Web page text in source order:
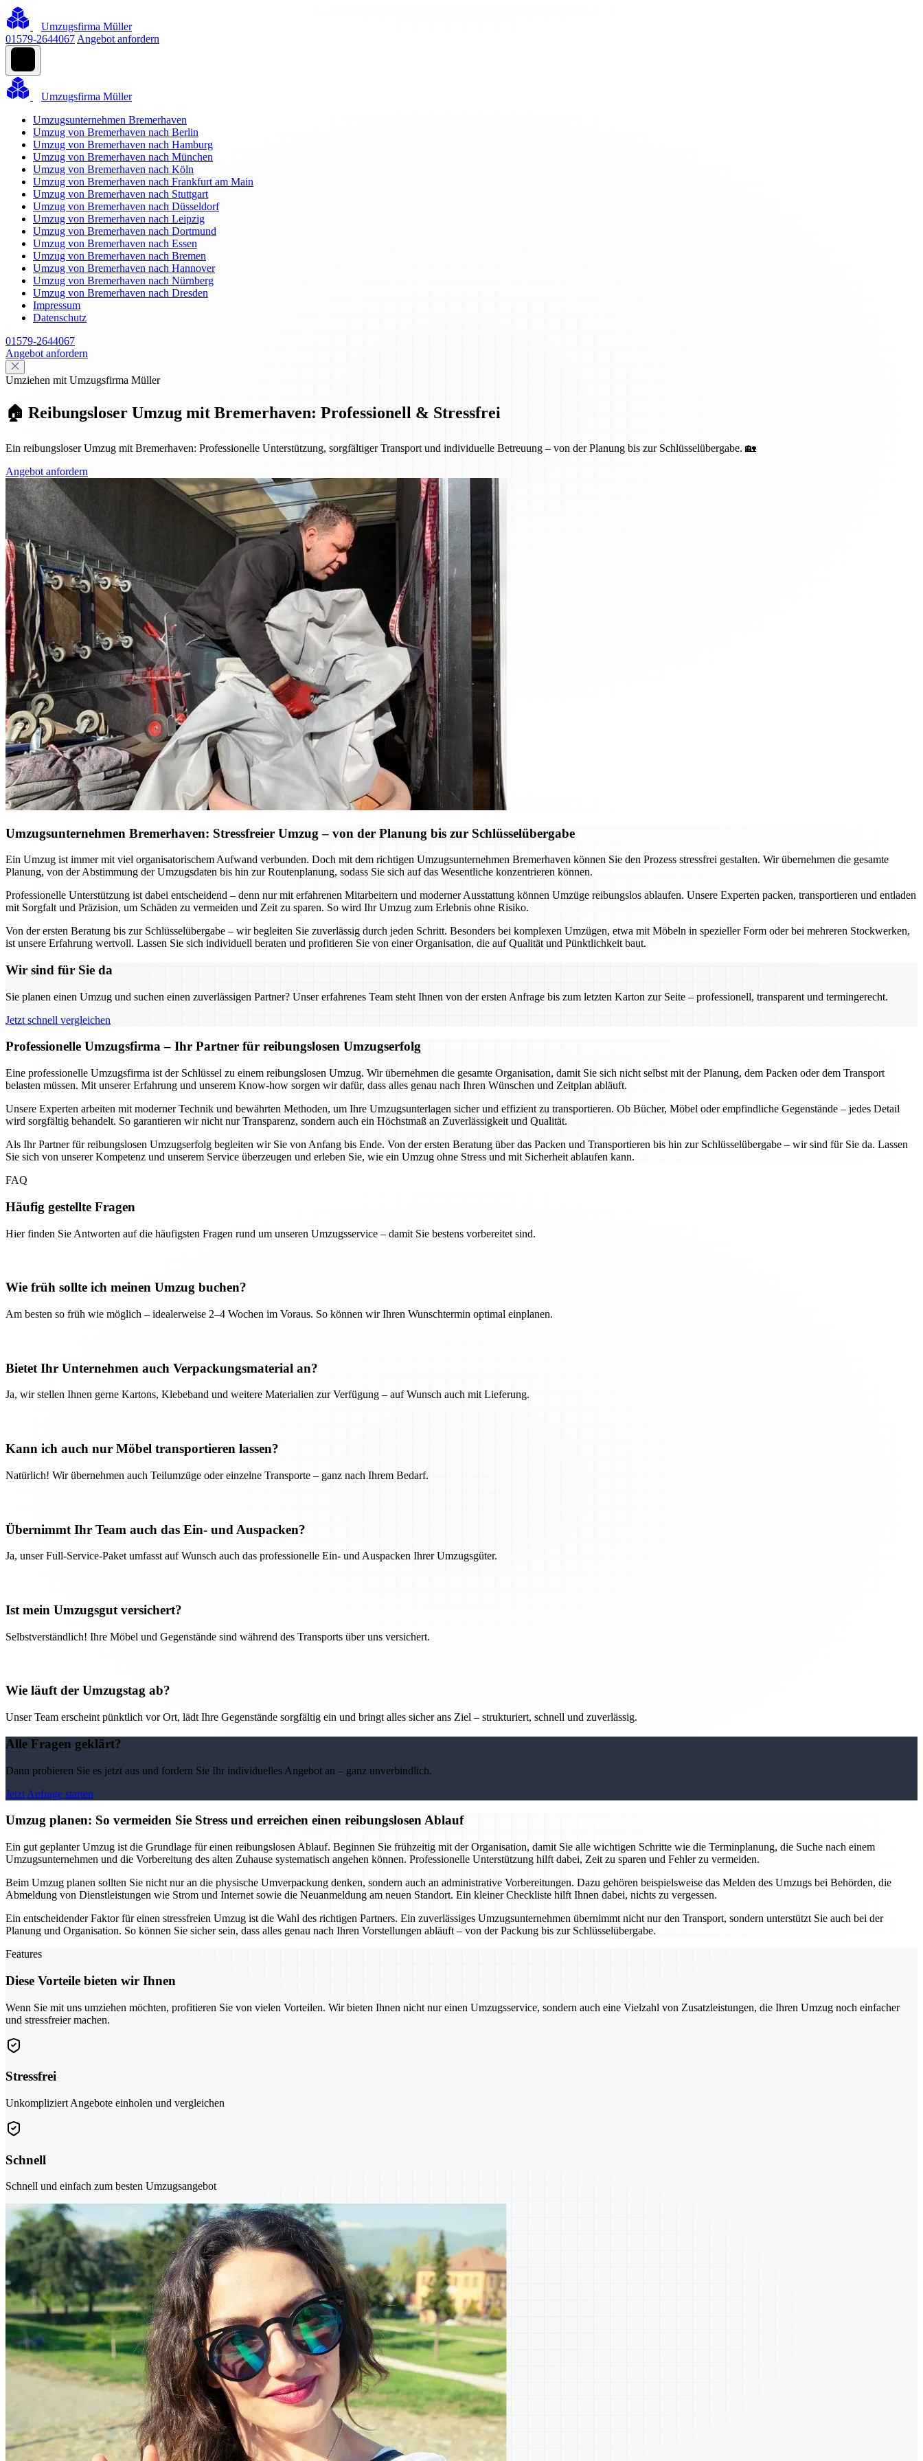
Umzugsfirma Müller
01579-2644067 Angebot anfordern
Umzugsfirma Müller
Umzugsunternehmen Bremerhaven
Umzug von Bremerhaven nach Berlin
Umzug von Bremerhaven nach Hamburg
Umzug von Bremerhaven nach München
Umzug von Bremerhaven nach Köln
Umzug von Bremerhaven nach Frankfurt am Main
Umzug von Bremerhaven nach Stuttgart
Umzug von Bremerhaven nach Düsseldorf
Umzug von Bremerhaven nach Leipzig
Umzug von Bremerhaven nach Dortmund
Umzug von Bremerhaven nach Essen
Umzug von Bremerhaven nach Bremen
Umzug von Bremerhaven nach Hannover
Umzug von Bremerhaven nach Nürnberg
Umzug von Bremerhaven nach Dresden
Impressum
Datenschutz
01579-2644067
Angebot anfordern
Umziehen mit Umzugsfirma Müller
🏠 Reibungsloser Umzug mit Bremerhaven: Professionell & Stressfrei
Ein reibungsloser Umzug mit Bremerhaven: Professionelle Unterstützung, sorgfältiger Transport und individuelle Betreuung – von der Planung bis zur Schlüsselübergabe. 🏡
Angebot anfordern
Umzugsunternehmen Bremerhaven: Stressfreier Umzug – von der Planung bis zur Schlüsselübergabe
Ein Umzug ist immer mit viel organisatorischem Aufwand verbunden. Doch mit dem richtigen Umzugsunternehmen Bremerhaven können Sie den Prozess stressfrei gestalten. Wir übernehmen die gesamte
Planung, von der Abstimmung der Umzugsdaten bis hin zur Routenplanung, sodass Sie sich auf das Wesentliche konzentrieren können.
Professionelle Unterstützung ist dabei entscheidend – denn nur mit erfahrenen Mitarbeitern und moderner Ausstattung können Umzüge reibungslos ablaufen. Unsere Experten packen, transportieren und entladen
mit Sorgfalt und Präzision, um Schäden zu vermeiden und Zeit zu sparen. So wird Ihr Umzug zum Erlebnis ohne Risiko.
Von der ersten Beratung bis zur Schlüsselübergabe – wir begleiten Sie zuverlässig durch jeden Schritt. Besonders bei komplexen Umzügen, etwa mit Möbeln in spezieller Form oder bei mehreren Stockwerken,
ist unsere Erfahrung wertvoll. Lassen Sie sich individuell beraten und profitieren Sie von einer Organisation, die auf Qualität und Pünktlichkeit baut.
Wir sind für Sie da
Sie planen einen Umzug und suchen einen zuverlässigen Partner? Unser erfahrenes Team steht Ihnen von der ersten Anfrage bis zum letzten Karton zur Seite – professionell, transparent und termingerecht.
Jetzt schnell vergleichen
Professionelle Umzugsfirma – Ihr Partner für reibungslosen Umzugserfolg
Eine professionelle Umzugsfirma ist der Schlüssel zu einem reibungslosen Umzug. Wir übernehmen die gesamte Organisation, damit Sie sich nicht selbst mit der Planung, dem Packen oder dem Transport
belasten müssen. Mit unserer Erfahrung und unserem Know-how sorgen wir dafür, dass alles genau nach Ihren Wünschen und Zeitplan abläuft.
Unsere Experten arbeiten mit moderner Technik und bewährten Methoden, um Ihre Umzugsunterlagen sicher und effizient zu transportieren. Ob Bücher, Möbel oder empfindliche Gegenstände – jedes Detail
wird sorgfältig behandelt. So garantieren wir nicht nur Transparenz, sondern auch ein Höchstmaß an Zuverlässigkeit und Qualität.
Als Ihr Partner für reibungslosen Umzugserfolg begleiten wir Sie von Anfang bis Ende. Von der ersten Beratung über das Packen und Transportieren bis hin zur Schlüsselübergabe – wir sind für Sie da. Lassen
Sie sich von unserer Kompetenz und unserem Service überzeugen und erleben Sie, wie ein Umzug ohne Stress und mit Sicherheit ablaufen kann.
FAQ
Häufig gestellte Fragen
Hier finden Sie Antworten auf die häufigsten Fragen rund um unseren Umzugsservice – damit Sie bestens vorbereitet sind.
Wie früh sollte ich meinen Umzug buchen?
Am besten so früh wie möglich – idealerweise 2–4 Wochen im Voraus. So können wir Ihren Wunschtermin optimal einplanen.
Bietet Ihr Unternehmen auch Verpackungsmaterial an?
Ja, wir stellen Ihnen gerne Kartons, Klebeband und weitere Materialien zur Verfügung – auf Wunsch auch mit Lieferung.
Kann ich auch nur Möbel transportieren lassen?
Natürlich! Wir übernehmen auch Teilumzüge oder einzelne Transporte – ganz nach Ihrem Bedarf.
Übernimmt Ihr Team auch das Ein- und Auspacken?
Ja, unser Full-Service-Paket umfasst auf Wunsch auch das professionelle Ein- und Auspacken Ihrer Umzugsgüter.
Ist mein Umzugsgut versichert?
Selbstverständlich! Ihre Möbel und Gegenstände sind während des Transports über uns versichert.
Wie läuft der Umzugstag ab?
Unser Team erscheint pünktlich vor Ort, lädt Ihre Gegenstände sorgfältig ein und bringt alles sicher ans Ziel – strukturiert, schnell und zuverlässig.
Alle Fragen geklärt?
Dann probieren Sie es jetzt aus und fordern Sie Ihr individuelles Angebot an – ganz unverbindlich.
Jetzt Anfrage starten
Umzug planen: So vermeiden Sie Stress und erreichen einen reibungslosen Ablauf
Ein gut geplanter Umzug ist die Grundlage für einen reibungslosen Ablauf. Beginnen Sie frühzeitig mit der Organisation, damit Sie alle wichtigen Schritte wie die Terminplanung, die Suche nach einem
Umzugsunternehmen und die Vorbereitung des alten Zuhause systematisch angehen können. Professionelle Unterstützung hilft dabei, Zeit zu sparen und Fehler zu vermeiden.
Beim Umzug planen sollten Sie nicht nur an die physische Umverpackung denken, sondern auch an administrative Vorbereitungen. Dazu gehören beispielsweise das Melden des Umzugs bei Behörden, die
Abmeldung von Dienstleistungen wie Strom und Internet sowie die Neuanmeldung am neuen Standort. Ein kleiner Checkliste hilft Ihnen dabei, nichts zu vergessen.
Ein entscheidender Faktor für einen stressfreien Umzug ist die Wahl des richtigen Partners. Ein zuverlässiges Umzugsunternehmen übernimmt nicht nur den Transport, sondern unterstützt Sie auch bei der
Planung und Organisation. So können Sie sicher sein, dass alles genau nach Ihren Vorstellungen abläuft – von der Packung bis zur Schlüsselübergabe.
Features
Diese Vorteile bieten wir Ihnen
Wenn Sie mit uns umziehen möchten, profitieren Sie von vielen Vorteilen. Wir bieten Ihnen nicht nur einen Umzugsservice, sondern auch eine Vielzahl von Zusatzleistungen, die Ihren Umzug noch einfacher
und stressfreier machen.
Stressfrei
Unkompliziert Angebote einholen und vergleichen
Schnell
Schnell und einfach zum besten Umzugsangebot